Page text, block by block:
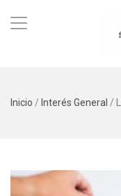
Inicio / Interés General /